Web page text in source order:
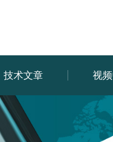
技术文章 视